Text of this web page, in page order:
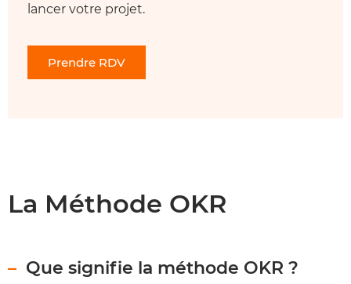
lancer votre projet.
Prendre RDV
La Méthode OKR
Que signifie la méthode OKR ?